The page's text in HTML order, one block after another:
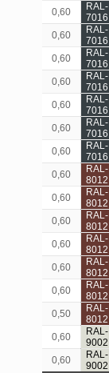
0,60
RAL-
7016
0,60
RAL-
7016
0,60
RAL-
7016
0,60
RAL-
7016
0,60
RAL-
7016
0,60
RAL-
7016
0,60
RAL-
7016
0,60
RAL-
8012
0,60
RAL-
8012
0,60
RAL-
8012
0,60
RAL-
8012
0,60
RAL-
8012
0,60
RAL-
8012
0,50
RAL-
8012
0,60
RAL-
9002
0,60
RAL-
9002